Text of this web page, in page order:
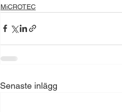
MiCROTEC
Senaste inlägg